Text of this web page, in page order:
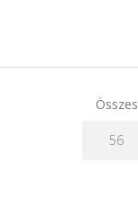
Összes
56